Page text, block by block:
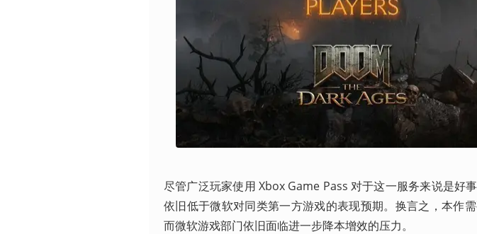
尽管广泛玩家使用 Xbox Game Pass 对于这一服务来说是好
依旧低于微软对同类第一方游戏的表现预期。换言之，本作
而微软游戏部门依旧面临进一步降本增效的压力。